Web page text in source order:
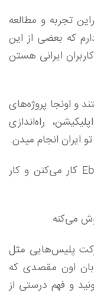
تجربه‌ و مطالعه
که بعضی از این
ایرانی هستن
و اونجا پروژه‌های
راه‌اندازی
• دوستان دیگری دارم که با سایت Ebay کار می‌کنن و کار
می‌کنه.
پلیس‌هایی مثل‌
اون مقصدی که
و فهم درستی از